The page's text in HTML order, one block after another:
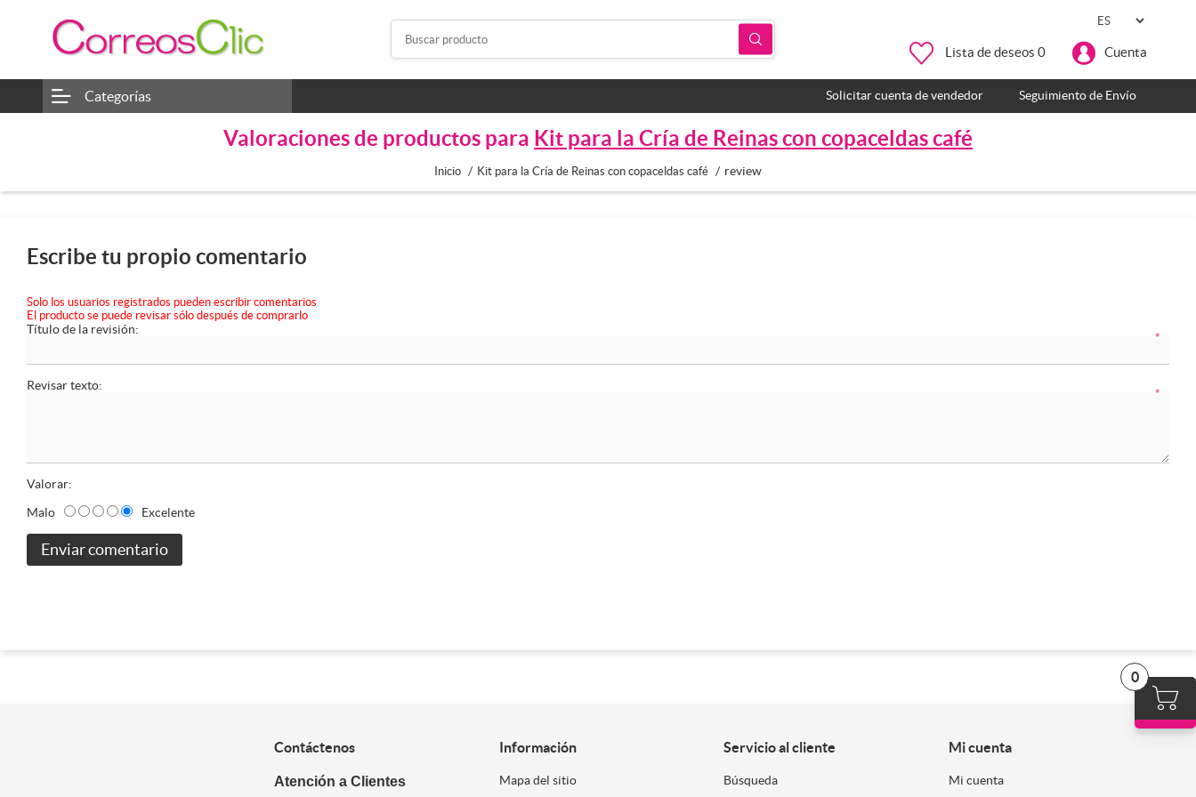
Lista de deseos 0 Cuenta
0
Categorías Solicitar cuenta de vendedor Seguimiento de Envío
Valoraciones de productos para Kit para la Cría de Reinas con copaceldas café
Inicio / Kit para la Cría de Reinas con copaceldas café / review
Escribe tu propio comentario
Solo los usuarios registrados pueden escribir comentarios
El producto se puede revisar sólo después de comprarlo
Título de la revisión:
*
Revisar texto:
*
Valorar:
Malo
Excelente
Enviar comentario
Contáctenos
Atención a Clientes
Información
Mapa del sitio
Servicio al cliente
Búsqueda
Mi cuenta
Mi cuenta